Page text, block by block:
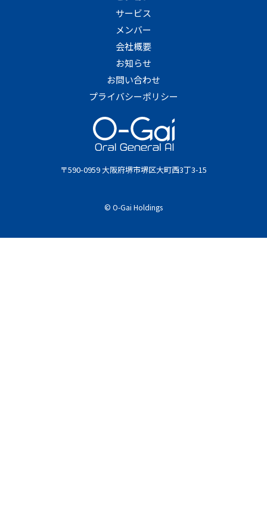
サービス
メンバー
会社概要
お知らせ
お問い合わせ
プライバシーポリシー
〒590-0959 大阪府堺市堺区大町西3丁3-15
© O-Gai Holdings